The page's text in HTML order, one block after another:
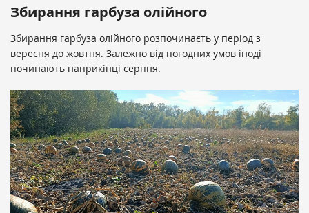
Збирання гарбуза олійного
Збирання гарбуза олійного розпочинаєть у період з
вересня до жовтня. Залежно від погодних умов іноді
починають наприкінці серпня.